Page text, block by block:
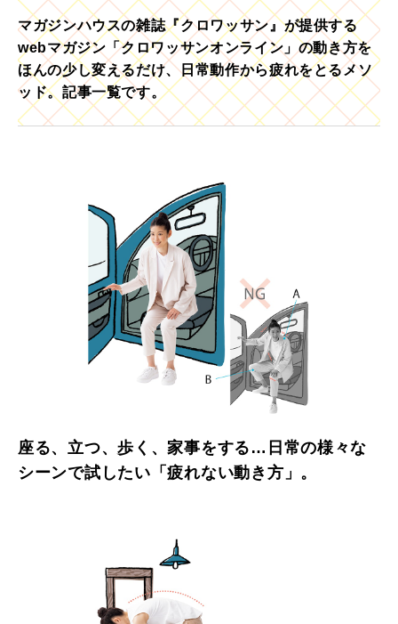
マガジンハウスの雑誌『クロワッサン』が提供する
webマガジン「クロワッサンオンライン」の動き方を
ほんの少し変えるだけ、日常動作から疲れをとるメソ
ッド。記事一覧です。
座る、立つ、歩く、家事をする…日常の様々な
シーンで試したい「疲れない動き方」。